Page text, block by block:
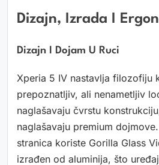
Dizajn, Izrada I
Dizajn I Dojam U Ruci
Xperia 5 IV nastavlja filozofiju
prepoznatljiv, ali nenametljiv
naglašavaju čvrstu
naglašavaju premium
stranica koriste Gorilla Glass
izrađen od aluminija, što